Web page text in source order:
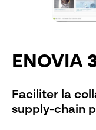
ENOVIA
Faciliter la
supply-chain